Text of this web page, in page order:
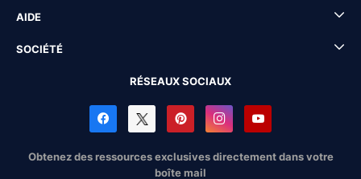
AIDE
SOCIÉTÉ
RÉSEAUX SOCIAUX
Obtenez des ressources exclusives directement dans votre
boîte mail